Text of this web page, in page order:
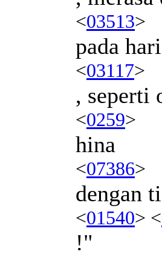
<03513>
pada
<03117>
, seperti
<0259>
hina
<07386>
dengan
<01540> <
!"